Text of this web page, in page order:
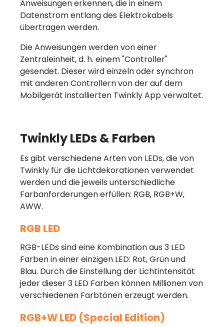
Anweisungen erkennen, die in einem
Datenstrom entlang des Elektrokabels
übertragen werden.
Die Anweisungen werden von einer
Zentraleinheit, d. h. einem "Controller"
gesendet. Dieser wird einzeln oder synchron
mit anderen Controllern von der auf dem
Mobilgerät installierten Twinkly App verwaltet.
Twinkly LEDs & Farben
Es gibt verschiedene Arten von LEDs, die von
Twinkly für die Lichtdekorationen verwendet
werden und die jeweils unterschiedliche
Farbanforderungen erfüllen: RGB, RGB+W,
AWW.
RGB LED
RGB-LEDs sind eine Kombination aus 3 LED
Farben in einer einzigen LED: Rot, Grün und
Blau. Durch die Einstellung der Lichtintensität
jeder dieser 3 LED Farben können Millionen von
verschiedenen Farbtönen erzeugt werden.
RGB+W LED (Special Edition)